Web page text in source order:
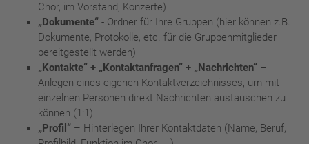
Chor, im Vorstand, Konzerte)
„Dokumente“ - Ordner für Ihre Gruppen (hier können z.B.
Dokumente, Protokolle, etc. für die Gruppenmitglieder
bereitgestellt werden)
„Kontakte“ + „Kontaktanfragen“ + „Nachrichten“ –
Anlegen eines eigenen Kontaktverzeichnisses, um mit
einzelnen Personen direkt Nachrichten austauschen zu
können (1:1)
„Profil“ – Hinterlegen Ihrer Kontaktdaten (Name, Beruf,